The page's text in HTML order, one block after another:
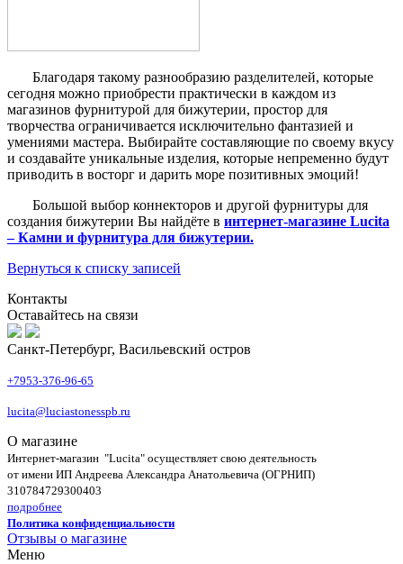
Благодаря такому разнообразию разделителей, которые
сегодня можно приобрести практически в каждом из
магазинов фурнитурой для бижутерии, простор для
творчества ограничивается исключительно фантазией и
умениями мастера. Выбирайте составляющие по своему вкусу
и создавайте уникальные изделия, которые непременно будут
приводить в восторг и дарить море позитивных эмоций!
Большой выбор коннекторов и другой фурнитуры для
создания бижутерии Вы найдёте в интернет-магазине Lucita
– Камни и фурнитура для бижутерии.
Вернуться к списку записей
Контакты
Оставайтесь на связи
Санкт-Петербург, Васильевский остров
+7953-376-96-65
lucita@luciastonesspb.ru
О магазине
Интернет-магазин "Lucita" осуществляет свою деятельность
от имени ИП Андреева Александра Анатольевича (ОГРНИП)
310784729300403
подробнее
Политика конфиденциальности
Отзывы о магазине
Меню